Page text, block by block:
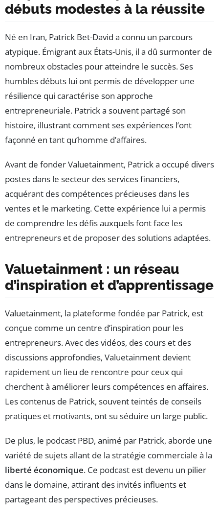
débuts modestes à la réussite
Né en Iran, Patrick Bet-David a connu un parcours
atypique. Émigrant aux États-Unis, il a dû surmonter de
nombreux obstacles pour atteindre le succès. Ses
humbles débuts lui ont permis de développer une
résilience qui caractérise son approche
entrepreneuriale. Patrick a souvent partagé son
histoire, illustrant comment ses expériences l’ont
façonné en tant qu’homme d’affaires.
Avant de fonder Valuetainment, Patrick a occupé divers
postes dans le secteur des services financiers,
acquérant des compétences précieuses dans les
ventes et le marketing. Cette expérience lui a permis
de comprendre les défis auxquels font face les
entrepreneurs et de proposer des solutions adaptées.
Valuetainment : un réseau
d’inspiration et d’apprentissage
Valuetainment, la plateforme fondée par Patrick, est
conçue comme un centre d’inspiration pour les
entrepreneurs. Avec des vidéos, des cours et des
discussions approfondies, Valuetainment devient
rapidement un lieu de rencontre pour ceux qui
cherchent à améliorer leurs compétences en affaires.
Les contenus de Patrick, souvent teintés de conseils
pratiques et motivants, ont su séduire un large public.
De plus, le podcast PBD, animé par Patrick, aborde une
variété de sujets allant de la stratégie commerciale à la
liberté économique. Ce podcast est devenu un pilier
dans le domaine, attirant des invités influents et
partageant des perspectives précieuses.